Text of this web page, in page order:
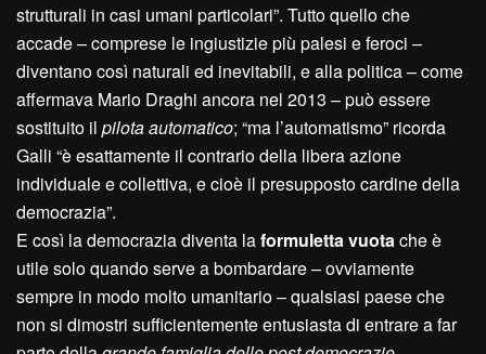
strutturali in casi umani particolari”. Tutto quello che
accade – comprese le ingiustizie più palesi e feroci –
diventano così naturali ed inevitabili, e alla politica – come
affermava Mario Draghi ancora nel 2013 – può essere
sostituito il pilota automatico; “ma l’automatismo” ricorda
Galli “è esattamente il contrario della libera azione
individuale e collettiva, e cioè il presupposto cardine della
democrazia”.
E così la democrazia diventa laformuletta vuotache è
utile solo quando serve a bombardare – ovviamente
sempre in modo molto umanitario – qualsiasi paese che
non si dimostri sufficientemente entusiasta di entrare a far